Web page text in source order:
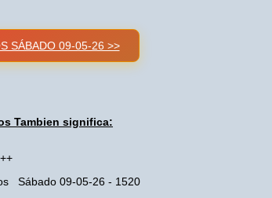
SÁBADO 09-05-26 >>
Tambien significa:
Sábado 09-05-26 - 1520